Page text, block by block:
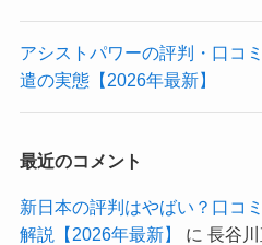
アシストパワーの評判・口コ
遣の実態【2026年最新】
最近のコメント
新日本の評判はやばい？口コ
解説【2026年最新】
に 長谷